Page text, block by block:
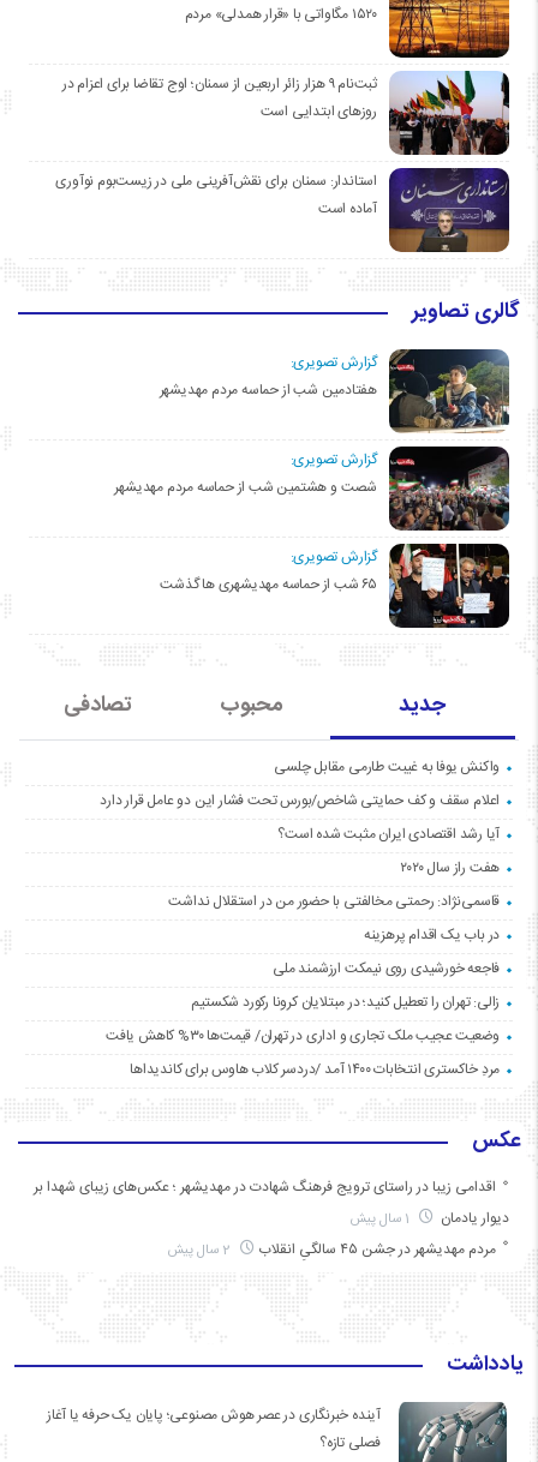
۱۵۲۰ مگاواتی با «قرار همدلی» مردم
ثبت‌نام ۹ هزار زائر اربعین از سمنان؛ اوج تقاضا برای اعزام در
روزهای ابتدایی است
استاندار: سمنان برای نقش‌آفرینی ملی در زیست‌بوم نوآوری
آماده است
گالری تصاویر
گزارش تصویری:
هفتادمین شب از حماسه مردم مهدیشهر
گزارش تصویری:
شصت و هشتمین شب از حماسه مردم مهدیشهر
گزارش تصویری:
۶۵ شب از حماسه مهدیشهری ها گذشت
جدید محبوب تصادفی
واکنش یوفا به غیبت طارمی مقابل چلسی
اعلام سقف و کف حمایتی شاخص/بورس تحت فشار این دو عامل قرار دارد
آیا رشد اقتصادی ایران مثبت شده است؟
هفت راز سال ۲۰۲۰
قاسمی‌نژاد: رحمتی مخالفتی با حضور من در استقلال نداشت
در باب یک اقدام پرهزینه
فاجعه خورشیدی روی نیمکت ارزشمند ملی
زالی: تهران را تعطیل کنید؛ در مبتلایان کرونا رکورد شکستیم
وضعیت عجیب ملک تجاری و اداری در تهران/ قیمت‌ها ۳۰% کاهش یافت
مردِ خاکستری انتخابات ۱۴۰۰ آمد /دردسر کلاب هاوس برای کاندیداها
عکس
اقدامی زیبا در راستای ترویج فرهنگ شهادت در مهدیشهر ؛ عکس‌های زیبای شهدا بر
دیوار یادمان
مردم مهدیشهر در جشن ۴۵ سالگیِ انقلاب
یادداشت
آینده خبرنگاری در عصر هوش مصنوعی؛ پایان یک حرفه یا آغاز
فصلی تازه؟